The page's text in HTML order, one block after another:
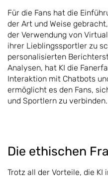
Für die Fans hat die
der Art und Weise
der Verwendung von
ihrer Lieblingssportler zu
personalisierten
Analysen, hat KI die
Interaktion mit Chatbots
ermöglicht es den Fans,
und Sportlern zu verbinden.
Die ethischen
Trotz all der Vorteile, die